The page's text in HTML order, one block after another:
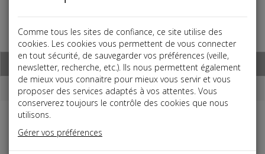
Base documentaire
Dépêches
Fiscal TPE
Comme tous les sites de confiance, ce site utilise des
cookies. Les cookies vous permettent de vous connecter
en tout sécurité, de sauvegarder vos préférences (veille,
newsletter, recherche, etc.). Ils nous permettent également
de mieux vous connaitre pour mieux vous servir et vous
proposer des services adaptés à vos attentes. Vous
conserverez toujours le contrôle des cookies que nous
utilisons.
Gérer vos préférences